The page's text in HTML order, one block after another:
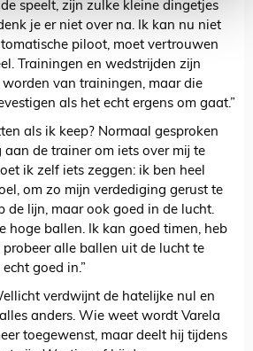
speelt, zijn zulke kleine dingetjes
je er niet over na. Ik kan nu niet
piloot, moet vertrouwen
Trainingen en wedstrijden zijn
worden van trainingen, maar die
als het echt ergens om gaat.”
als ik keep? Normaal gesproken
aan de trainer om iets over mij te
ik zelf iets zeggen: ik ben heel
om zo mijn verdediging gerust te
de lijn, maar ook goed in de lucht.
hoge ballen. Ik kan goed timen, heb
probeer alle ballen uit de lucht te
goed in.”
verdwijnt de hatelijke nul en
anders. Wie weet wordt Varela
toegewenst, maar deelt hij tijdens